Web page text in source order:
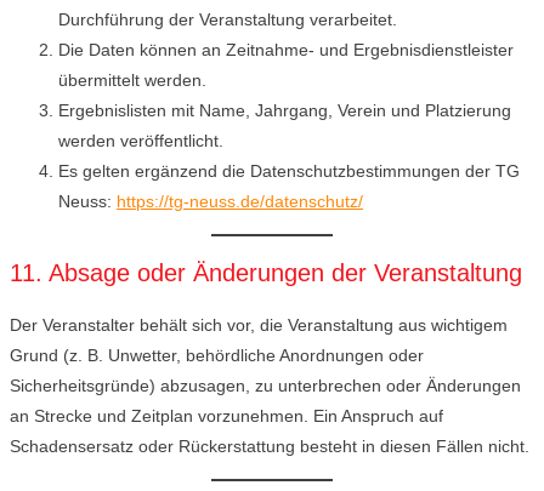
Durchführung der Veranstaltung verarbeitet.
Die Daten können an Zeitnahme- und Ergebnisdienstleister
übermittelt werden.
Ergebnislisten mit Name, Jahrgang, Verein und Platzierung
werden veröffentlicht.
Es gelten ergänzend die Datenschutzbestimmungen der TG
Neuss: https://tg-neuss.de/datenschutz/
11. Absage oder Änderungen der Veranstaltung
Der Veranstalter behält sich vor, die Veranstaltung aus wichtigem
Grund (z. B. Unwetter, behördliche Anordnungen oder
Sicherheitsgründe) abzusagen, zu unterbrechen oder Änderungen
an Strecke und Zeitplan vorzunehmen. Ein Anspruch auf
Schadensersatz oder Rückerstattung besteht in diesen Fällen nicht.